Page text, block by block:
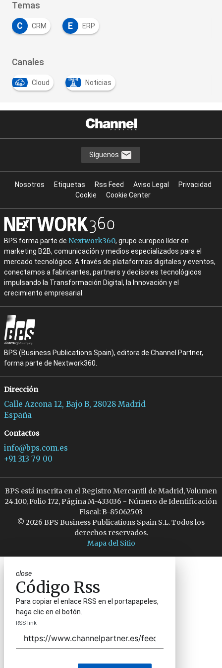
Temas
C CRM E ERP
Canales
Cloud Noticias
Síguenos
Nosotros Etiquetas Rss Feed Aviso Legal
Privacidad
Cookie
Cookie Center
BPS forma parte de Nextwork360, grupo europeo líder en
marketing B2B, comunicación y medios especializados para el
mercado tecnológico. A través de plataformas digitales y eventos,
conectamos a fabricantes, partners y decisores tecnológicos
impulsando la Transformación Digital, la Innovación y el
crecimiento empresarial.
BPS (Business Publications Spain), editora de Channel Partner,
forma parte de Nextwork360.
Dirección
Calle Azcona 12, Bajo B, 28028 Madrid
España
Contactos
info@bps.com.es
+91 313 79 00
BPS está inscrita en el Registro Mercantil de Madrid, Volumen
24.100, Folio 172, Página M-433036 - Número de Identificación
Fiscal: B-85062503
© 2026 BPS Business Publications Spain S.L. Todos los
derechos reservados.
Mapa del Sitio
close
Código Rss
Para copiar el enlace RSS en el portapapeles,
haga clic en el botón.
RSS link